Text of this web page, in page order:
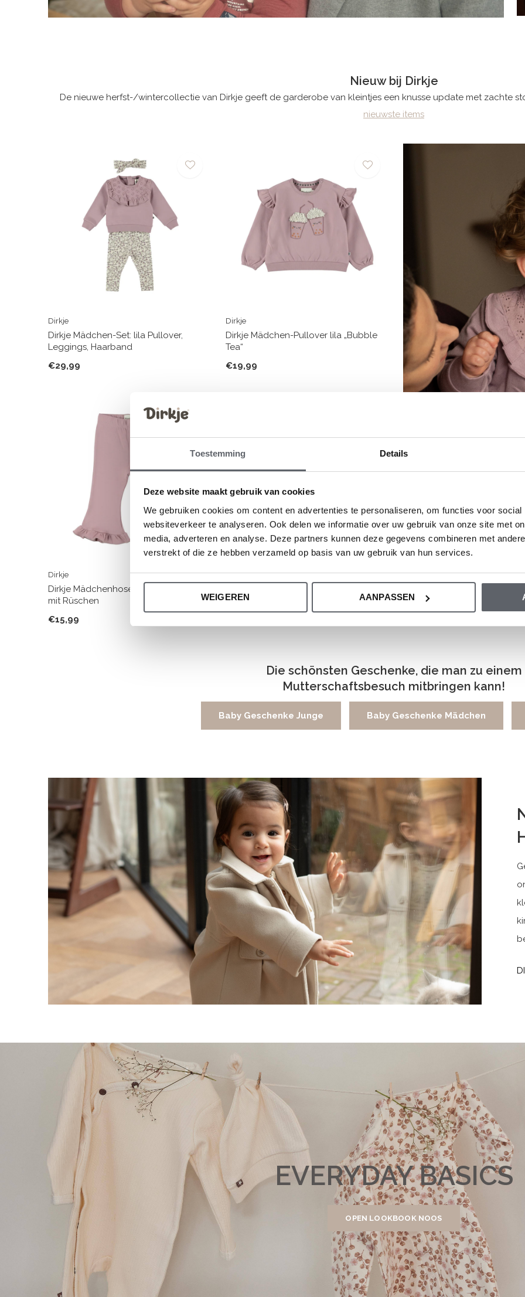
Toestemming Details
Deze website maakt gebruik van cookies
We gebruiken cookies om content en advertenties te personaliseren, om functies voor
websiteverkeer te analyseren. Ook delen we informatie over uw gebruik van onze site met
media, adverteren en analyse. Deze partners kunnen deze gegevens combineren met
verstrekt of die ze hebben verzameld op basis van uw gebruik van hun services.
WEIGEREN AANPASSEN
Nieuw bij Dirkje
De nieuwe herfst-/wintercollectie van Dirkje geeft de garderobe van kleintjes een knusse update met zachte
nieuwste items
Dirkje
Dirkje Mädchen-Set: lila Pullover,
Leggings, Haarband
€29,99
Dirkje
Dirkje Mädchen-Pullover lila „Bubble
Tea“
€19,99
Dirkje
Dirkje Mädchenhose, lila, ausgestellt,
mit Rüschen
€15,99
Dirkje
beige, lila mit Herzchen
Die schönsten Geschenke, die man zu einem
Mutterschaftsbesuch mitbringen kann!
Baby Geschenke Junge Baby Geschenke Mädchen
EVERYDAY BASICS
OPEN LOOKBOOK NOOS